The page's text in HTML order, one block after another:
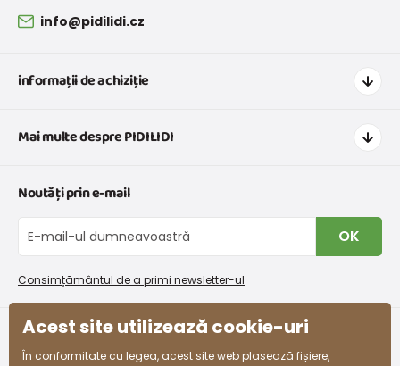
info@pidilidi.cz
informații de achiziție
Transport și plată
Retururi și reclamații
Schimb sau returnare gratuită
Procedura de reclamații
Condiții de promovare și coduri de reducere
Mai multe despre PIDILIDI
Despre noi
Blog
Program de afiliere
Colectarea bunurilor
Noutăți prin e-mail
OK
Consimțământul de a primi newsletter-ul
Acest site utilizează cookie-uri
În conformitate cu legea, acest site web plasează fișiere,